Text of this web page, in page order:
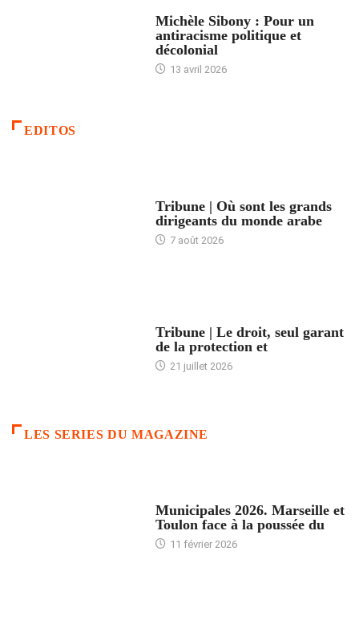
Michèle Sibony : Pour un
antiracisme politique et
décolonial
13 avril 2026
EDITOS
Tribune | Où sont les grands
dirigeants du monde arabe
7 août 2026
Tribune | Le droit, seul garant
de la protection et
21 juillet 2026
LES SERIES DU MAGAZINE
Municipales 2026. Marseille et
Toulon face à la poussée du
11 février 2026